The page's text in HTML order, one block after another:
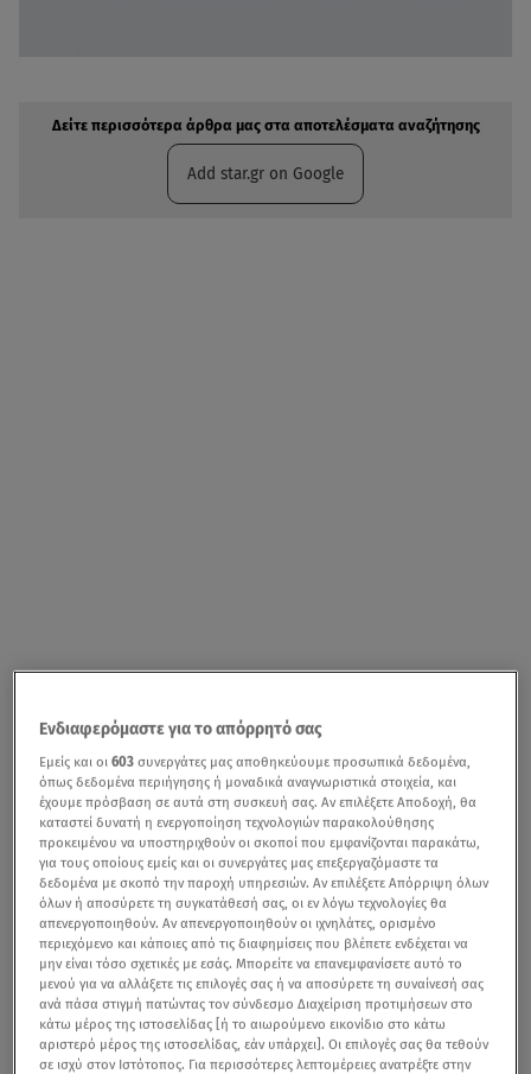
Δείτε περισσότερα άρθρα μας στα αποτελέσματα αναζήτησης
Add star.gr on Google
Ενδιαφερόμαστε για το απόρρητό σας
Εμείς και οι603 συνεργάτες μας αποθηκεύουμε προσωπικά δεδομένα,
όπως δεδομένα περιήγησης ή μοναδικά αναγνωριστικά στοιχεία, και
έχουμε πρόσβαση σε αυτά στη συσκευή σας. Αν επιλέξετε Αποδοχή, θα
καταστεί δυνατή η ενεργοποίηση τεχνολογιών παρακολούθησης
προκειμένου να υποστηριχθούν οι σκοποί που εμφανίζονται παρακάτω,
για τους οποίους εμείς και οι συνεργάτες μας επεξεργαζόμαστε τα
δεδομένα με σκοπό την παροχή υπηρεσιών. Αν επιλέξετε Απόρριψη όλων
όλων ή αποσύρετε τη συγκατάθεσή σας, οι εν λόγω τεχνολογίες θα
απενεργοποιηθούν. Αν απενεργοποιηθούν οι ιχνηλάτες, ορισμένο
περιεχόμενο και κάποιες από τις διαφημίσεις που βλέπετε ενδέχεται να
μην είναι τόσο σχετικές με εσάς. Μπορείτε να επανεμφανίσετε αυτό το
μενού για να αλλάξετε τις επιλογές σας ή να αποσύρετε τη συναίνεσή σας
ανά πάσα στιγμή πατώντας τον σύνδεσμο Διαχείριση προτιμήσεων στο
κάτω μέρος της ιστοσελίδας [ή το αιωρούμενο εικονίδιο στο κάτω
αριστερό μέρος της ιστοσελίδας, εάν υπάρχει]. Οι επιλογές σας θα τεθούν
σε ισχύ στον Ιστότοπος. Για περισσότερες λεπτομέρειες ανατρέξτε στην